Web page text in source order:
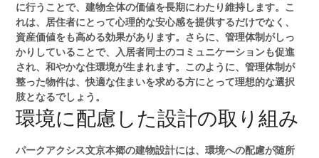
に行うことで、建物全体の価値を長期にわたり維持します。こ
れは、居住者にとって心理的な安心感を提供するだけでなく、
資産価値をも高める効果があります。さらに、管理体制がしっ
かりしていることで、入居者同士のコミュニケーションも促進
され、和やかな住環境が生まれます。このように、管理体制が
整った物件は、快適な住まいを求める方にとって理想的な選択
肢となるでしょう。
環境に配慮した設計の取り組み
パークアクシス文京本郷の建物設計には、環境への配慮が随所